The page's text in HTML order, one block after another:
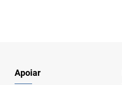
Apoiar